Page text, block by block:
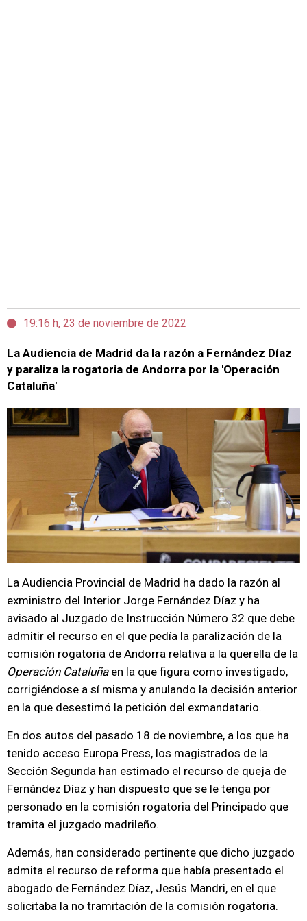
19:16 h, 23 de noviembre de 2022
La Audiencia de Madrid da la razón a Fernández Díaz
y paraliza la rogatoria de Andorra por la 'Operación
Cataluña'
La Audiencia Provincial de Madrid ha dado la razón al
exministro del Interior Jorge Fernández Díaz y ha
avisado al Juzgado de Instrucción Número 32 que debe
admitir el recurso en el que pedía la paralización de la
comisión rogatoria de Andorra relativa a la querella de la
Operación Cataluña en la que figura como investigado,
corrigiéndose a sí misma y anulando la decisión anterior
en la que desestimó la petición del exmandatario.
En dos autos del pasado 18 de noviembre, a los que ha
tenido acceso Europa Press, los magistrados de la
Sección Segunda han estimado el recurso de queja de
Fernández Díaz y han dispuesto que se le tenga por
personado en la comisión rogatoria del Principado que
tramita el juzgado madrileño.
Además, han considerado pertinente que dicho juzgado
admita el recurso de reforma que había presentado el
abogado de Fernández Díaz, Jesús Mandri, en el que
solicitaba la no tramitación de la comisión rogatoria.